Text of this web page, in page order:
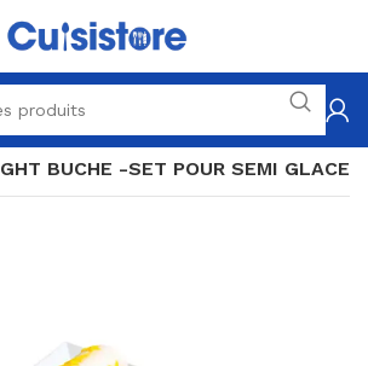
BUCHE -SET POUR SEMI GLACE